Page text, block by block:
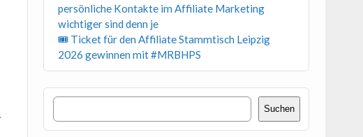
persönliche Kontakte im Affiliate Marketing
wichtiger sind denn je
🎟 Ticket für den Affiliate Stammtisch Leipzig
2026 gewinnen mit #MRBHPS
Suchen
Suchen